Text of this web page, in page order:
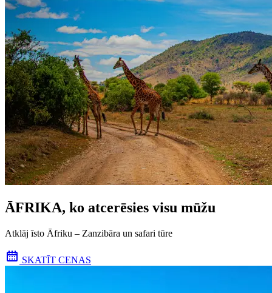
ĀFRIKA, ko atcerēsies visu mūžu
Atklāj īsto Āfriku – Zanzibāra un safari tūre
SKATĪT CENAS